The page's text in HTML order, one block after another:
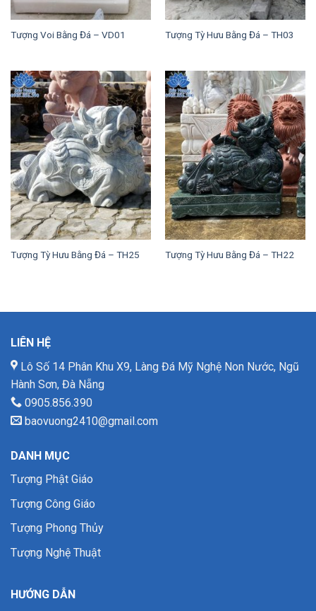
Tượng Voi Bằng Đá – VD01 Tượng Tỳ Hưu Bằng Đá – TH03
Tượng Tỳ Hưu Bằng Đá – TH25 Tượng Tỳ Hưu Bằng Đá – TH22
LIÊN HỆ
Lô Số 14 Phân Khu X9, Làng Đá Mỹ Nghệ Non Nước, Ngũ
Hành Sơn, Đà Nẵng
0905.856.390
baovuong2410@gmail.com
DANH MỤC
Tượng Phật Giáo
Tượng Công Giáo
Tượng Phong Thủy
Tượng Nghệ Thuật
HƯỚNG DẪN